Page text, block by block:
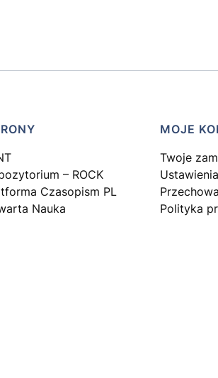
– ROCK
Czasopism PL
Nauka
MOJE
Twoje
Polityka